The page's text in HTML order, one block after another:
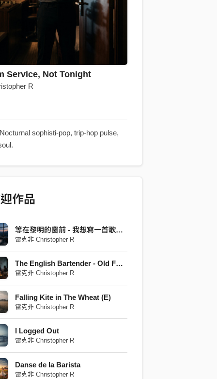
Service, Not Tonight
R
sophisti-pop, trip-hop pulse,
作品
等在黎明的窗前 - 我想寫一首歌，給自己靜靜地唱
雷克非 Christopher R
The English Bartender - Old Fashioned Duet Revised
雷克非 Christopher R
Falling Kite in The Wheat (E)
雷克非 Christopher R
I Logged Out
雷克非 Christopher R
Danse de la Barista
雷克非 Christopher R